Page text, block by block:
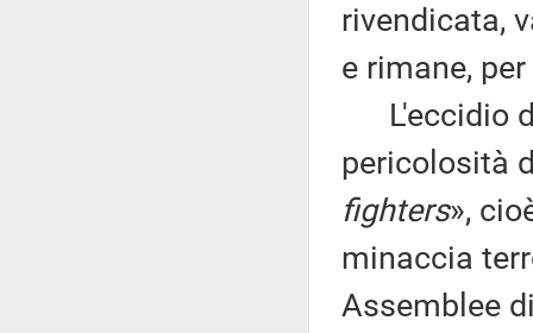
rivendicata,
e rimane,
L'eccidio
pericolosità
fighters»,
minaccia
Assemblee